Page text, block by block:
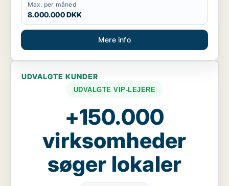
Max. per måned
8.000.000 DKK
Mere info
UDVALGTE KUNDER
UDVALGTE VIP-LEJERE
+150.000
virksomheder
søger lokaler